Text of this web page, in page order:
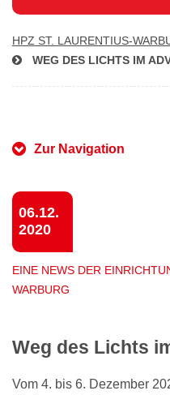
HPZ ST. LAU­REN­TI­US-
WEG DES LICHTS IM
Zur Navigation
06.12.
2020
EINE NEWS DER
WARBURG
Weg des Lichts
Vom 4. bis 6. Dezember